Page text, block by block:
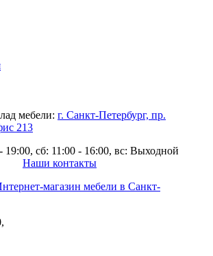
мебели: г. Санкт-Петербург, пр.
213
19:00, сб: 11:00 - 16:00, вс: Выходной
Наши контакты